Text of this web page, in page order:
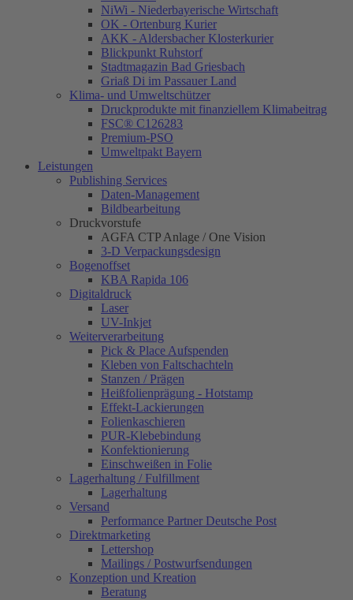
NiWi - Niederbayerische Wirtschaft
OK - Ortenburg Kurier
AKK - Aldersbacher Klosterkurier
Blickpunkt Ruhstorf
Stadtmagazin Bad Griesbach
Griaß Di im Passauer Land
Klima- und Umweltschützer
Druckprodukte mit finanziellem Klimabeitrag
FSC® C126283
Premium-PSO
Umweltpakt Bayern
Leistungen
Publishing Services
Daten-Management
Bildbearbeitung
Druckvorstufe
AGFA CTP Anlage / One Vision
3-D Verpackungsdesign
Bogenoffset
KBA Rapida 106
Digitaldruck
Laser
UV-Inkjet
Weiterverarbeitung
Pick & Place Aufspenden
Kleben von Faltschachteln
Stanzen / Prägen
Heißfolienprägung - Hotstamp
Effekt-Lackierungen
Folienkaschieren
PUR-Klebebindung
Konfektionierung
Einschweißen in Folie
Lagerhaltung / Fulfillment
Lagerhaltung
Versand
Performance Partner Deutsche Post
Direktmarketing
Lettershop
Mailings / Postwurfsendungen
Konzeption und Kreation
Beratung